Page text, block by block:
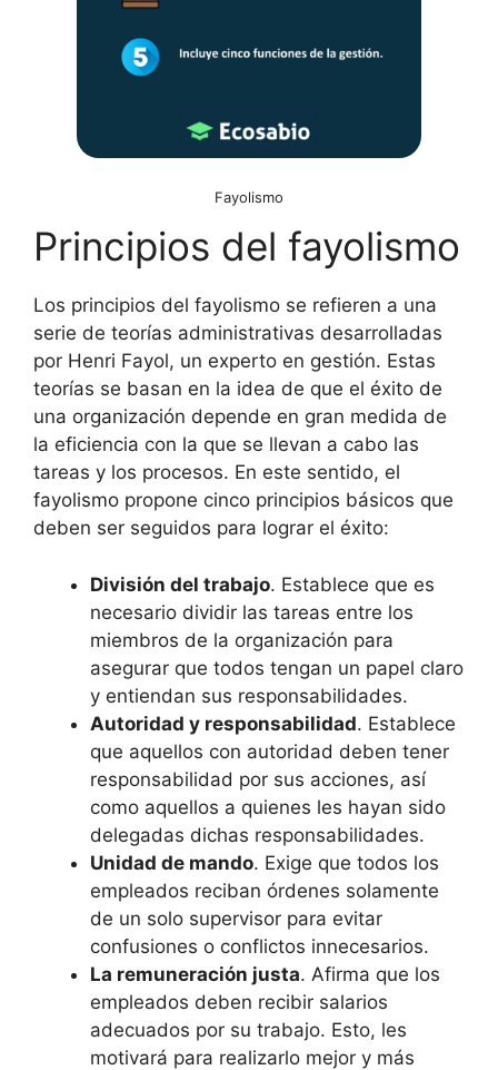
Fayolismo
Principios del fayolismo
Los principios del fayolismo se refieren a una
serie de teorías administrativas desarrolladas
por Henri Fayol, un experto en gestión. Estas
teorías se basan en la idea de que el éxito de
una organización depende en gran medida de
la eficiencia con la que se llevan a cabo las
tareas y los procesos. En este sentido, el
fayolismo propone cinco principios básicos que
deben ser seguidos para lograr el éxito:
División del trabajo. Establece que es
necesario dividir las tareas entre los
miembros de la organización para
asegurar que todos tengan un papel claro
y entiendan sus responsabilidades.
Autoridad y responsabilidad. Establece
que aquellos con autoridad deben tener
responsabilidad por sus acciones, así
como aquellos a quienes les hayan sido
delegadas dichas responsabilidades.
Unidad de mando. Exige que todos los
empleados reciban órdenes solamente
de un solo supervisor para evitar
confusiones o conflictos innecesarios.
La remuneración justa. Afirma que los
empleados deben recibir salarios
adecuados por su trabajo. Esto, les
motivará para realizarlo mejor y más